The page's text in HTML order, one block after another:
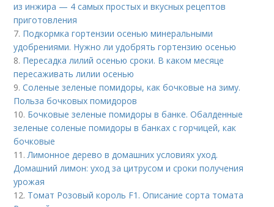
из инжира — 4 самых простых и вкусных рецептов
приготовления
7. Подкормка гортензии осенью минеральными
удобрениями. Нужно ли удобрять гортензию осенью
8. Пересадка лилий осенью сроки. В каком месяце
пересаживать лилии осенью
9.Соленые зеленые помидоры, как бочковые на зиму.
Польза бочковых помидоров
10. Бочковые зеленые помидоры в банке. Обалденные
зеленые соленые помидоры в банках с горчицей, как
бочковые
11.Лимонное дерево в домашних условиях уход.
Домашний лимон: уход за цитрусом и сроки получения
урожая
12. Томат Розовый король F1. Описание сорта томата